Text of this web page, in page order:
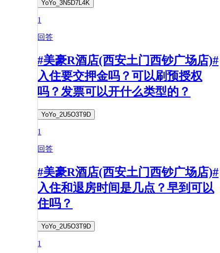
YoYo_3N5D7L4K
1
回答
#美豪R酒店(西安土门西钞广场店)#
入住要交押金吗？可以刷预授权
吗？发票可以开什么类型的？
YoYo_2U5O3T9D
1
回答
#美豪R酒店(西安土门西钞广场店)#
入住和退房时间是几点？早到可以
住吗？
YoYo_2U5O3T9D
1